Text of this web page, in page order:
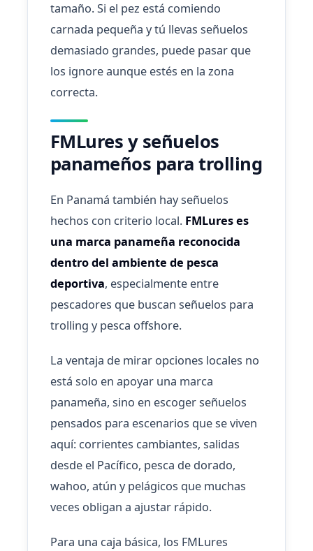
tamaño. Si el pez está comiendo
carnada pequeña y tú llevas señuelos
demasiado grandes, puede pasar que
los ignore aunque estés en la zona
correcta.
FMLures y señuelos
panameños para trolling
En Panamá también hay señuelos
hechos con criterio local. FMLures es
una marca panameña reconocida
dentro del ambiente de pesca
deportiva, especialmente entre
pescadores que buscan señuelos para
trolling y pesca offshore.
La ventaja de mirar opciones locales no
está solo en apoyar una marca
panameña, sino en escoger señuelos
pensados para escenarios que se viven
aquí: corrientes cambiantes, salidas
desde el Pacífico, pesca de dorado,
wahoo, atún y pelágicos que muchas
veces obligan a ajustar rápido.
Para una caja básica, los FMLures